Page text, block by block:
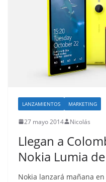
LANZAMIENTOS MARKETING
27 mayo 2014 Nicolás
Llegan a
Nokia Lumia
Nokia lanzará mañana